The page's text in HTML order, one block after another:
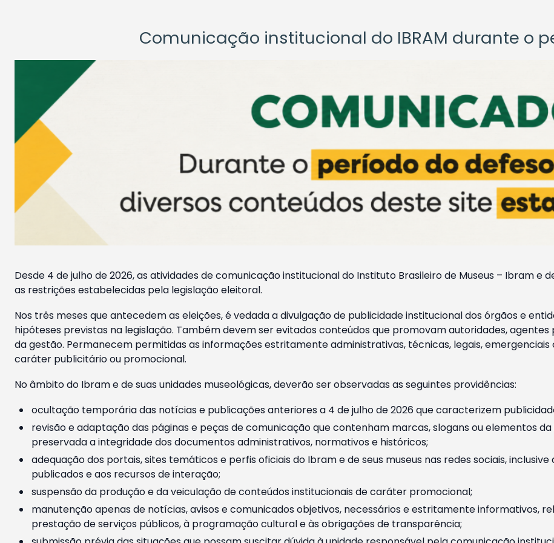
Comunicação institucional do IBRAM durante o
Desde 4 de julho de 2026, as atividades de comunicação institucional do Instituto Brasileiro de Museus – Ibram e
as restrições estabelecidas pela legislação eleitoral.
Nos três meses que antecedem as eleições, é vedada a divulgação de publicidade institucional dos órgãos e
hipóteses previstas na legislação. Também devem ser evitados conteúdos que promovam autoridades,
da gestão. Permanecem permitidas as informações estritamente administrativas, técnicas, legais,
caráter publicitário ou promocional.
No âmbito do Ibram e de suas unidades museológicas, deverão ser observadas as seguintes providências:
ocultação temporária das notícias e publicações anteriores a 4 de julho de 2026 que caracterizem
revisão e adaptação das páginas e peças de comunicação que contenham marcas, slogans ou elementos
preservada a integridade dos documentos administrativos, normativos e históricos;
adequação dos portais, sites temáticos e perfis oficiais do Ibram e de seus museus nas redes sociais,
publicados e aos recursos de interação;
suspensão da produção e da veiculação de conteúdos institucionais de caráter promocional;
manutenção apenas de notícias, avisos e comunicados objetivos, necessários e estritamente informativos,
prestação de serviços públicos, à programação cultural e às obrigações de transparência;